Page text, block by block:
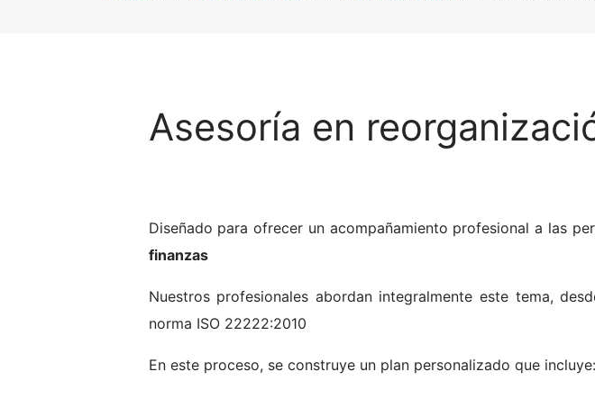
Asesoría en
Diseñado para ofrecer un acompañamiento profesional a las
finanzas
Nuestros profesionales abordan integralmente este tema,
norma ISO 22222:2010
En este proceso, se construye un plan personalizado que incluye: